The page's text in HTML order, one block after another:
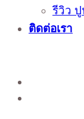
รีวิว
ติดต่อเรา